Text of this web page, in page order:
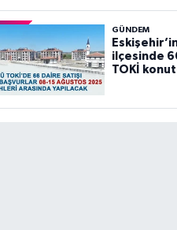
GÜNDEM
ilçesinde
TOKİ